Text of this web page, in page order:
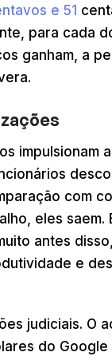
e 51
para cada
ganham, a
impulsionam
com
eles saem.
antes
e
judiciais. O
do